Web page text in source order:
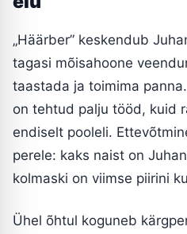
„Häärber” keskendub
tagasi mõisahoone
taastada ja toimima
on tehtud palju tööd, kuid
endiselt pooleli.
perele: kaks naist on
kolmaski on viimse piirini
Ühel õhtul koguneb